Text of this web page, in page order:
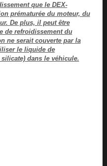
que le DEX-
prématurée du moteur, du
De plus, il peut être
de refroidissement du
ne serait couverte par la
le liquide de
dans le véhicule.